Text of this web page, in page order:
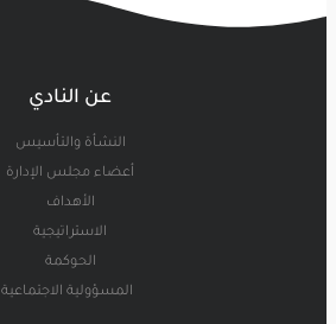
عن النادي
النشأة والتأسيس
أعضاء مجلس الإدارة
الأهداف
الاستراتيجية
الحوكمة
المسؤولية الاجتماعية